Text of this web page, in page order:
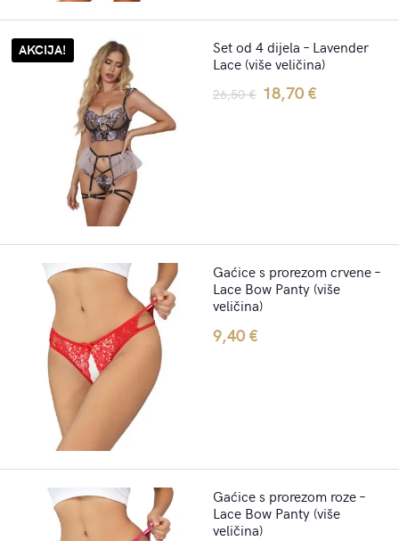
Set od 4 dijela – Lavender
Lace (više veličina)
AKCIJA!
26,50€ Original
18,70€
Gaćice s prorezom crvene –
Lace Bow Panty (više
veličina)
9,40€
Gaćice s prorezom roze –
Lace Bow Panty (više
veličina)